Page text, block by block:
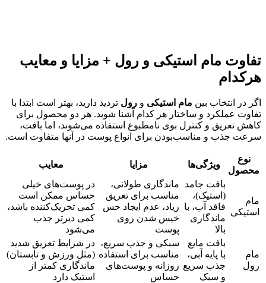
تفاوت مام استیکی و رول + مزایا و معایب
هرکدام
اگر در انتخاب بین مام استیکی و رول تردید دارید، بهتر است ابتدا با
تفاوت عملکرد و ساختار هر کدام آشنا شوید. هر دو محصول برای
کاهش تعریق و کنترل بوی نامطبوع استفاده می‌شوند، اما بافت،
سرعت جذب و مناسب‌بودن برای انواع پوست در آنها متفاوت است.
نوع
محصول
ویژگی‌ها مزایا معایب
مام
استیکی
بافت جامد
(استیک)،
فاقد آب، با
ماندگاری
بالا
ماندگاری طولانی،
مناسب برای تعریق
زیاد، عدم ایجاد حس
خیس شدن روی
پوست
در پوست‌های خیلی
حساس ممکن است
کمی تحریک‌کننده باشد،
کمی دیرتر جذب
می‌شود
مام
رول
بافت مایع
با پایه آبی،
جذب سریع
و سبک
سبکی و جذب سریع،
مناسب برای استفاده
روزانه و پوست‌های
حساس
در شرایط تعریق شدید
(مثل ورزش و تابستان)
ماندگاری کمتر از
استیک دارد